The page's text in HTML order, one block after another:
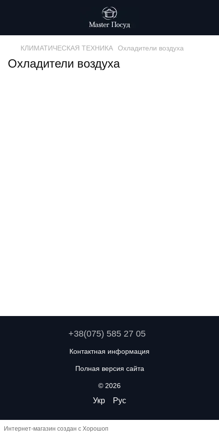
КЛИМАТИЧЕСКАЯ ТЕХНИКА Охладители воздуха
Охладители воздуха
+38(075) 585 27 05
Контактная информация
Полная версия сайта
© 2026
Укр Рус
Интернет-магазин создан с Хорошоп